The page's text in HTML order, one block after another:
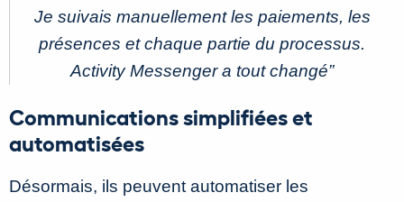
Je suivais manuellement les paiements, les
présences et chaque partie du processus.
Activity Messenger a tout changé”
Communications simplifiées et
automatisées
Désormais, ils peuvent automatiser les